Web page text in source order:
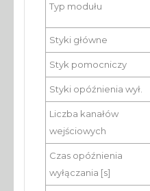
Typ modułu
Styki główne
Styk pomocniczy
Styki opóźnienia wył.
Liczba kanałów
wejściowych
Czas opóźnienia
wyłączania [s]